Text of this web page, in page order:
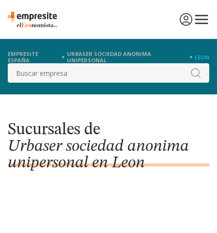
EMPRESITE
ESPAÑA
URBASER SOCIEDAD ANONIMA
UNIPERSONAL
LEON
Buscar
Sucursales de
Urbaser sociedad anonima
unipersonal en Leon